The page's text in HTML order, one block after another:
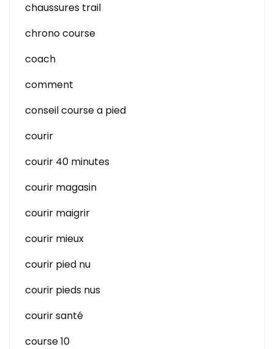
chaussures trail
chrono course
coach
comment
conseil course a pied
courir
courir 40 minutes
courir magasin
courir maigrir
courir mieux
courir pied nu
courir pieds nus
courir santé
course 10